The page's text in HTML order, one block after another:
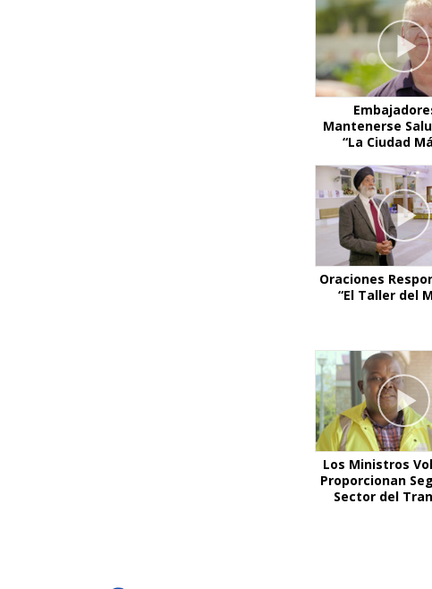
Mantenerse
“La Ciudad
Oraciones
“El Taller del
Los Ministros
Proporcionan
Sector del